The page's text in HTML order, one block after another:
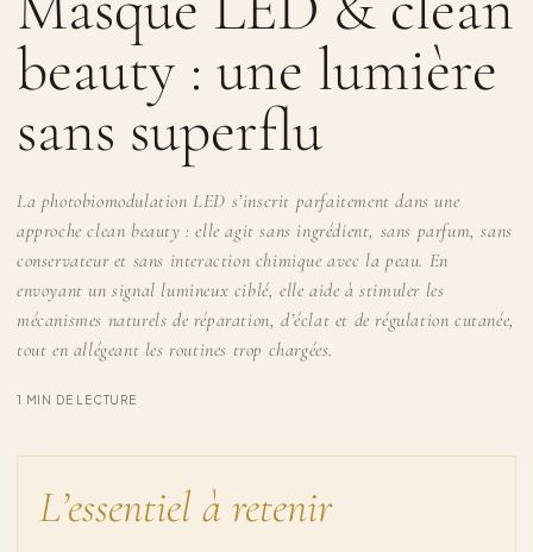
beauty : une lumière
sans superflu
La photobiomodulation LED s’inscrit parfaitement dans une
approche clean beauty : elle agit sans ingrédient, sans parfum, sans
conservateur et sans interaction chimique avec la peau. En
envoyant un signal lumineux ciblé, elle aide à stimuler les
mécanismes naturels de réparation, d’éclat et de régulation cutanée,
tout en allégeant les routines trop chargées.
1 MIN DE LECTURE
L’essentiel à retenir